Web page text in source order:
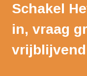
Schakel
in, vraag